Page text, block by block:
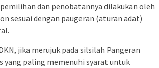
dan penobatannya dilakukan oleh
sesuai dengan paugeran (aturan adat)
jika merujuk pada silsilah Pangeran
yang paling memenuhi syarat untuk